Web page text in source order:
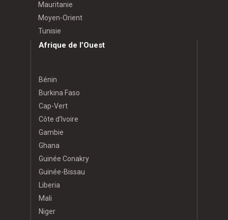
Mauritanie
Moyen-Orient
Tunisie
Afrique de l’Ouest
Bénin
Burkina Faso
Cap-Vert
Côte d’Ivoire
Gambie
Ghana
Guinée Conakry
Guinée-Bissau
Liberia
Mali
Niger